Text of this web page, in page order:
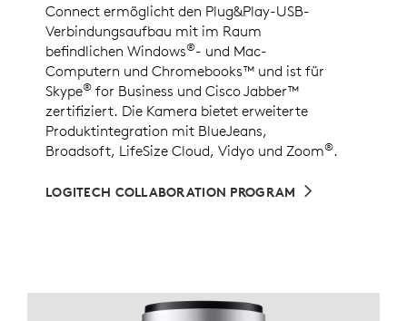
Connect ermöglicht den Plug&Play-USB-
Verbindungsaufbau mit im Raum
befindlichen Windows®- und Mac-
Computern und Chromebooks™ und ist für
Skype® for Business und Cisco Jabber™
zertifiziert. Die Kamera bietet erweiterte
Produktintegration mit BlueJeans,
Broadsoft, LifeSize Cloud, Vidyo und Zoom®.
LOGITECH COLLABORATION PROGRAM